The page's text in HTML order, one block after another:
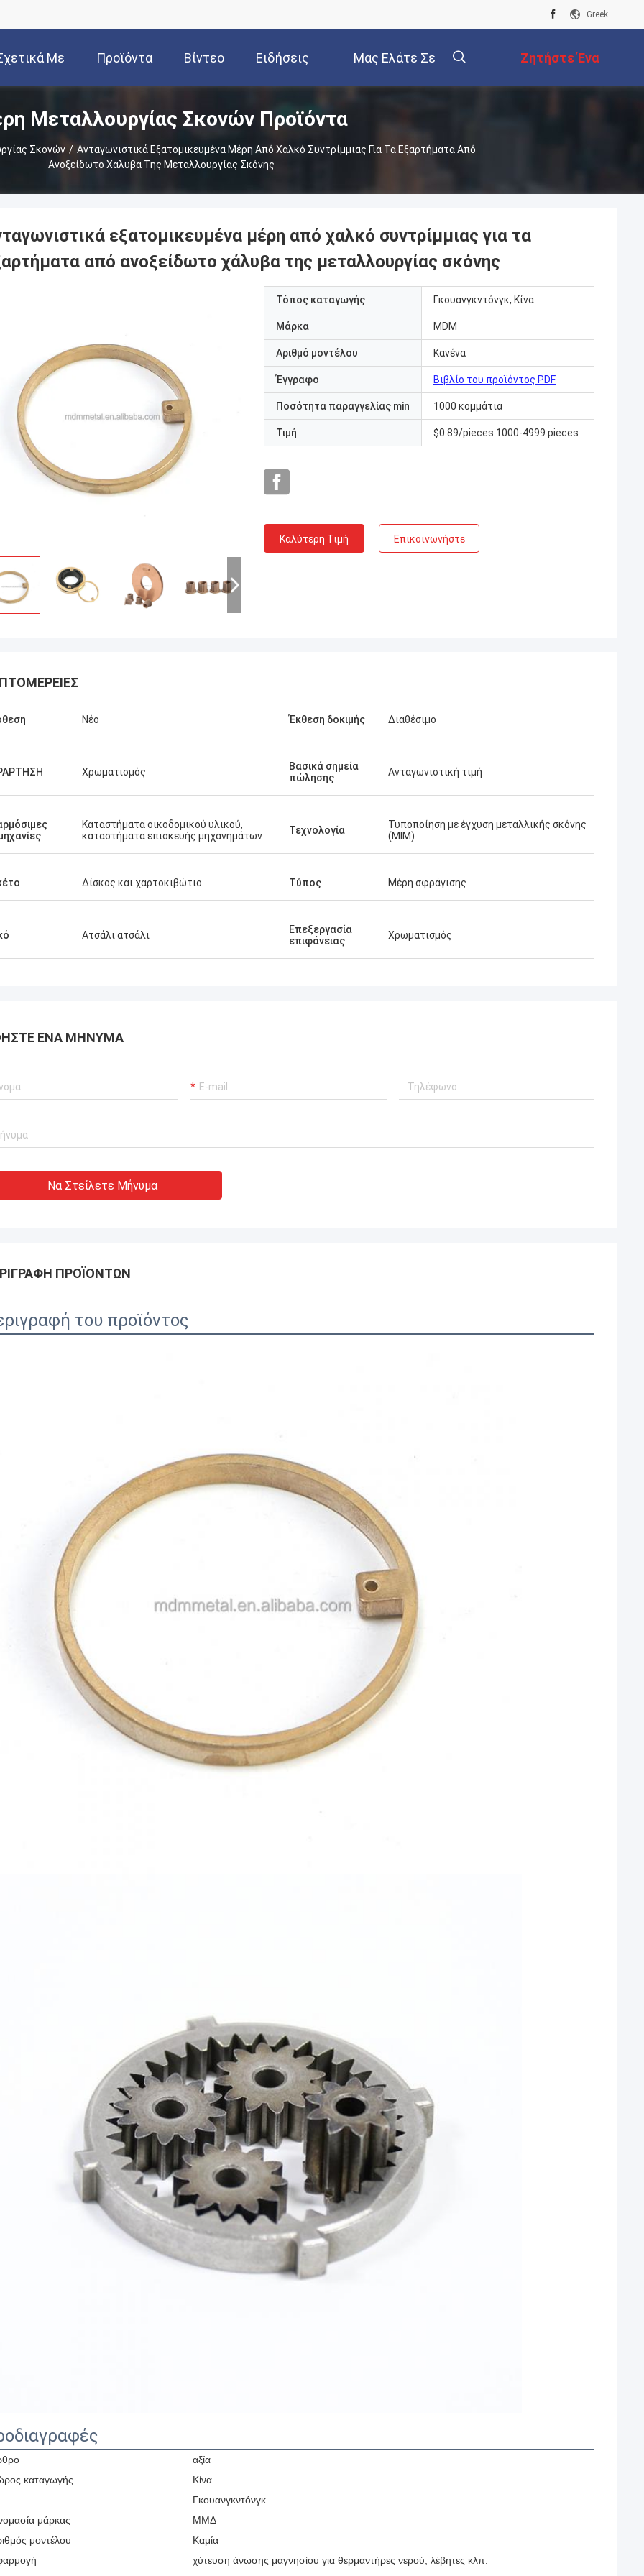
Greek
Με
Εμάς
Προϊόντα Βίντεο Ειδήσεις Μας Ελάτε Σε Ζητήστε Ένα
Απόσπασμα
Μεταλλουργίας Σκονών Προϊόντα
Σκονών / Ανταγωνιστικά Εξατομικευμένα Μέρη Από Χαλκό Συντρίμμιας Για Τα Εξαρτήματα Από
Ανοξείδωτο Χάλυβα Της Μεταλλουργίας Σκόνης
εξατομικευμένα μέρη από χαλκό συντρίμμιας για τα
από ανοξείδωτο χάλυβα της μεταλλουργίας σκόνης
Τόπος καταγωγής Γκουανγκντόνγκ, Κίνα
Μάρκα MDM
Αριθμό μοντέλου Κανένα
Έγγραφο Βιβλίο του προϊόντος PDF
Ποσότητα παραγγελίας min 1000 κομμάτια
Τιμή $0.89/pieces 1000-4999 pieces
Καλύτερη Τιμή Επικοινωνήστε
Νέο Έκθεση δοκιμής Διαθέσιμο
Χρωματισμός
Βασικά σημεία
πώλησης
Ανταγωνιστική τιμή
Καταστήματα οικοδομικού υλικού,
καταστήματα επισκευής μηχανημάτων
Τεχνολογία
Τυποποίηση με έγχυση μεταλλικής σκόνης
(MIM)
Δίσκος και χαρτοκιβώτιο Τύπος Μέρη σφράγισης
Ατσάλι ατσάλι
Επεξεργασία
επιφάνειας
Χρωματισμός
ΈΝΑ ΜΉΝΥΜΑ
Να Στείλετε Μήνυμα
ΠΡΟΪΌΝΤΩΝ
του προϊόντος
αξία
καταγωγής
Κίνα
Γκουανγκντόνγκ
μάρκας
ΜΜΔ
μοντέλου
Καμία
χύτευση άνωσης μαγνησίου για θερμαντήρες νερού, λέβητες κλπ.